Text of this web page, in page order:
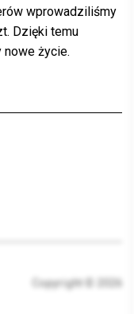
wprowadziliśmy
Dzięki temu
nowe życie.
Copyright © 2026